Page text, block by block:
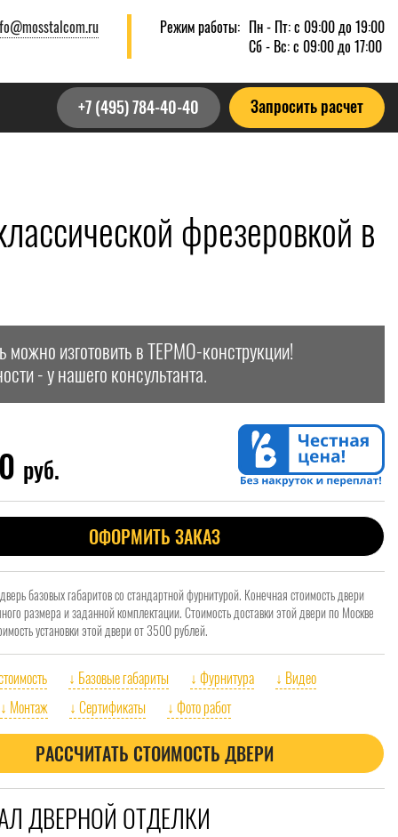
Режим работы: Пн - Пт: с 09:00 до 19:00
Сб - Вс: с 09:00 до 17:00
+7 (495) 784-40-40 Запросить расчет
фрезеровкой в
можно изготовить в ТЕРМО-конструкции!
- у нашего консультанта.
руб.
ОФОРМИТЬ ЗАКАЗ
базовых габаритов со стандартной фурнитурой. Конечная стоимость двери
размера и заданной комплектации. Стоимость доставки этой двери по Москве
установки этой двери от 3500 рублей.
↓ Базовые габариты ↓ Фурнитура
↓ Видео
↓ Монтаж ↓ Сертификаты ↓ Фото работ
РАССЧИТАТЬ СТОИМОСТЬ ДВЕРИ
ДВЕРНОЙ ОТДЕЛКИ